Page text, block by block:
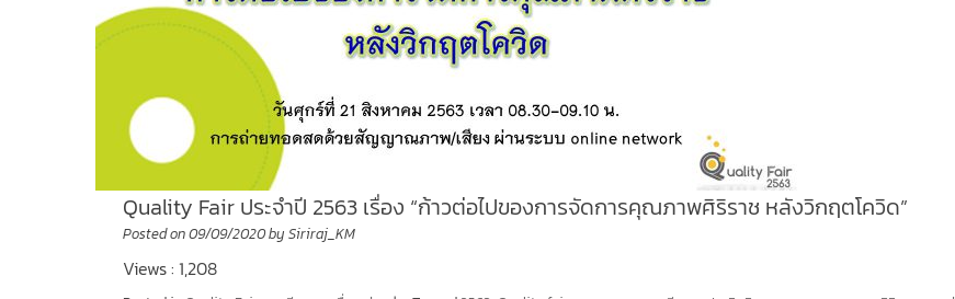
Quality Fair ประจำปี 2563 เรื่อง “ก้าวต่อไปของการจัดการคุณภาพศิริราช หลังวิกฤตโควิด”
Posted on09/09/2020bySiriraj_KM
Views : 1,208